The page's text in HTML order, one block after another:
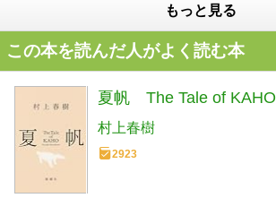
もっと見る
この本を読んだ人がよく読む本
夏帆 The Tale of KAHO
村上春樹
2923